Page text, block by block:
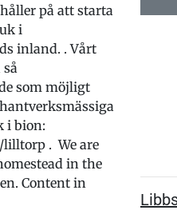
på att starta
i
inland. . Vårt
så
som möjligt
i bion:
. We are
in the
Content in